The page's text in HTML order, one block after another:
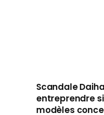
Scandale
entreprendre
modèles